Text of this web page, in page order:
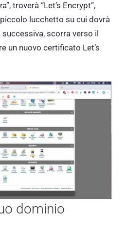
troverà “Let’s Encrypt”,
lucchetto su cui dovrà
scorra verso il
un nuovo certificato Let’s
dominio